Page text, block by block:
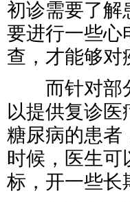
初诊需要了解
要进行一些心
查，才能够对
而针对部分
以提供复诊
糖尿病的患者
时候，医生可
标，开一些长